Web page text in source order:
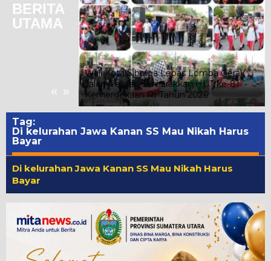
BERITA
UTAMA
« »
Wali Kota Sibolga Lepas Lomba Gerak
Jalan Pelajar, Semarakkan HUT ke-81
Kemerdekaan RI Tahun 2026
Tag:
Di kelurahan Jawa Kanan SS Mau Nikah Harus
Bayar
Di kelurahan Jawa Kanan SS Mau Nikah Harus
Bayar